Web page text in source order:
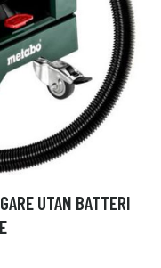
UTAN BATTERI